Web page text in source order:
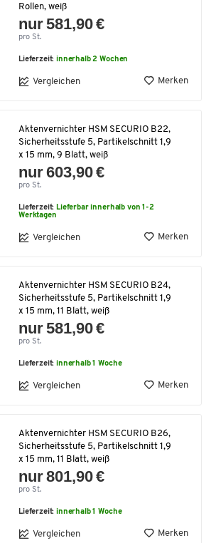
Rollen, weiß
nur 581,90 €
pro St.
Lieferzeit:innerhalb 2 Wochen
Vergleichen Merken
Aktenvernichter HSM SECURIO B22,
Sicherheitsstufe 5, Partikelschnitt 1,9
x 15 mm, 9 Blatt, weiß
nur 603,90 €
pro St.
Lieferzeit: Lieferbar innerhalb von 1-2
Werktagen
Vergleichen Merken
Aktenvernichter HSM SECURIO B24,
Sicherheitsstufe 5, Partikelschnitt 1,9
x 15 mm, 11 Blatt, weiß
nur 581,90 €
pro St.
Lieferzeit:innerhalb 1 Woche
Vergleichen Merken
Aktenvernichter HSM SECURIO B26,
Sicherheitsstufe 5, Partikelschnitt 1,9
x 15 mm, 11 Blatt, weiß
nur 801,90 €
pro St.
Lieferzeit:innerhalb 1 Woche
Vergleichen Merken